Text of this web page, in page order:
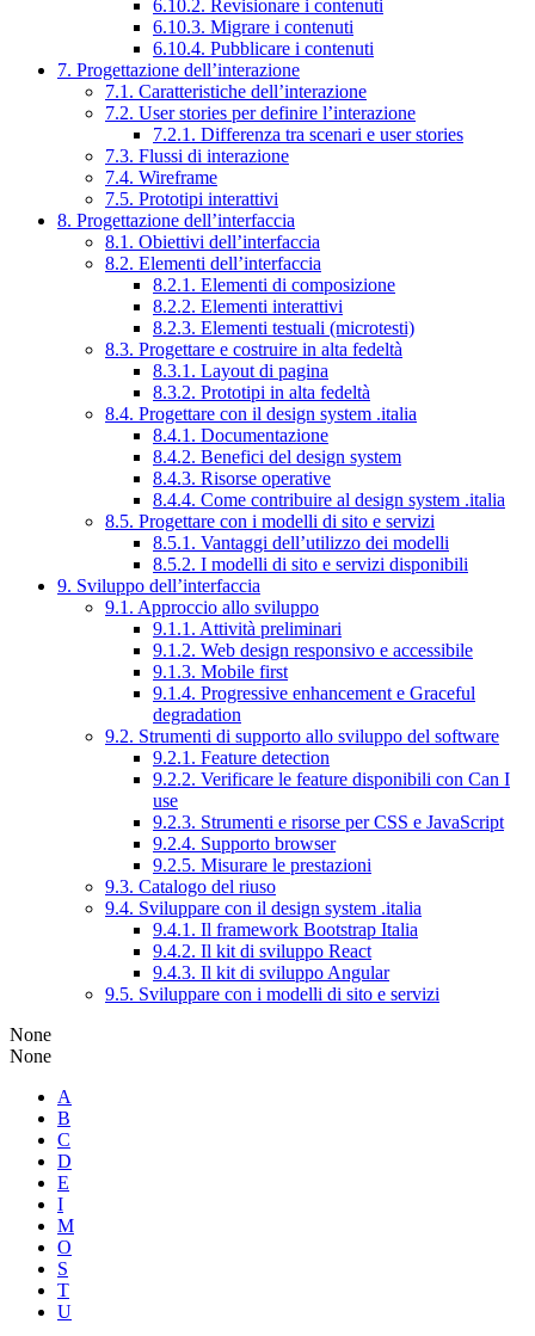
6.10.2. Revisionare i contenuti
6.10.3. Migrare i contenuti
6.10.4. Pubblicare i contenuti
7. Progettazione dell’interazione
7.1. Caratteristiche dell’interazione
7.2. User stories per definire l’interazione
7.2.1. Differenza tra scenari e user stories
7.3. Flussi di interazione
7.4. Wireframe
7.5. Prototipi interattivi
8. Progettazione dell’interfaccia
8.1. Obiettivi dell’interfaccia
8.2. Elementi dell’interfaccia
8.2.1. Elementi di composizione
8.2.2. Elementi interattivi
8.2.3. Elementi testuali (microtesti)
8.3. Progettare e costruire in alta fedeltà
8.3.1. Layout di pagina
8.3.2. Prototipi in alta fedeltà
8.4. Progettare con il design system .italia
8.4.1. Documentazione
8.4.2. Benefici del design system
8.4.3. Risorse operative
8.4.4. Come contribuire al design system .italia
8.5. Progettare con i modelli di sito e servizi
8.5.1. Vantaggi dell’utilizzo dei modelli
8.5.2. I modelli di sito e servizi disponibili
9. Sviluppo dell’interfaccia
9.1. Approccio allo sviluppo
9.1.1. Attività preliminari
9.1.2. Web design responsivo e accessibile
9.1.3. Mobile first
9.1.4. Progressive enhancement e Graceful
degradation
9.2. Strumenti di supporto allo sviluppo del software
9.2.1. Feature detection
9.2.2. Verificare le feature disponibili con Can I
use
9.2.3. Strumenti e risorse per CSS e JavaScript
9.2.4. Supporto browser
9.2.5. Misurare le prestazioni
9.3. Catalogo del riuso
9.4. Sviluppare con il design system .italia
9.4.1. Il framework Bootstrap Italia
9.4.2. Il kit di sviluppo React
9.4.3. Il kit di sviluppo Angular
9.5. Sviluppare con i modelli di sito e servizi
None
None
A
B
C
D
E
I
M
O
S
T
U